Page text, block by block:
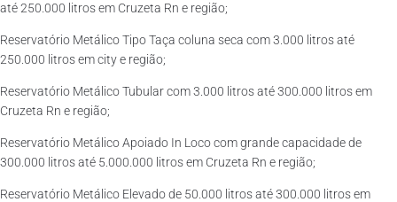
até 250.000 litros em Cruzeta Rn e região;
Reservatório Metálico Tipo Taça coluna seca com 3.000 litros até
250.000 litros em city e região;
Reservatório Metálico Tubular com 3.000 litros até 300.000 litros em
Cruzeta Rn e região;
Reservatório Metálico Apoiado In Loco com grande capacidade de
300.000 litros até 5.000.000 litros em Cruzeta Rn e região;
Reservatório Metálico Elevado de 50.000 litros até 300.000 litros em